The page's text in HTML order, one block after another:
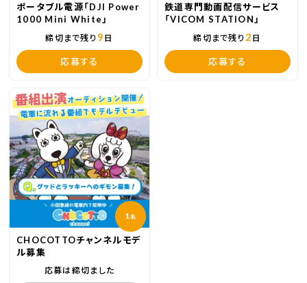
ポータブル電源「DJI Power
1000 Mini White」
締切まで残り 9 日
応募する
鉄道専門動画配信サービス
「VICOM STATION」
締切まで残り 2 日
応募する
1名
CHOCOTTOチャンネルモデ
ル募集
応募は締切ました